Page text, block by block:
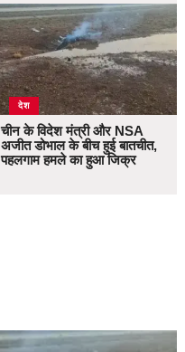
देश
चीन के विदेश मंत्री और NSA
अजीत डोभाल के बीच हुई बातचीत,
पहलगाम हमले का हुआ जिक्र